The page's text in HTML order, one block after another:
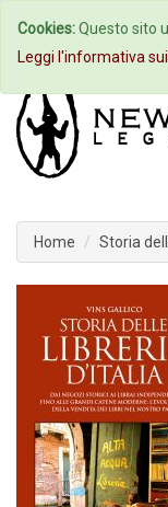
Home
Home Storia
Cookies:Questo sito
Leggi l'informativa